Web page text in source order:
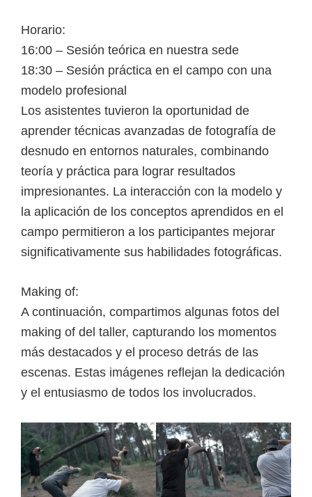
Horario:
16:00 – Sesión teórica en nuestra sede
18:30 – Sesión práctica en el campo con una
modelo profesional
Los asistentes tuvieron la oportunidad de
aprender técnicas avanzadas de fotografía de
desnudo en entornos naturales, combinando
teoría y práctica para lograr resultados
impresionantes. La interacción con la modelo y
la aplicación de los conceptos aprendidos en el
campo permitieron a los participantes mejorar
significativamente sus habilidades fotográficas.
Making of:
A continuación, compartimos algunas fotos del
making of del taller, capturando los momentos
más destacados y el proceso detrás de las
escenas. Estas imágenes reflejan la dedicación
y el entusiasmo de todos los involucrados.